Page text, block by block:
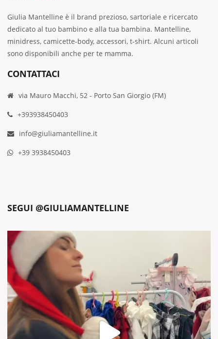
Giulia Mantelline è il brand prezioso, sartoriale e ricercato
dedicato al tuo bambino e alla tua bambina. Mantelline,
minidress, camicette-body, accessori, t-shirt. Alcuni articoli
sono disponibili anche per te mamma.
CONTATTACI
via Mauro Macchi, 52 - Porto San Giorgio (FM)
+393938450403
info@giuliamantelline.it
+39 3938450403
SEGUI @GIULIAMANTELLINE